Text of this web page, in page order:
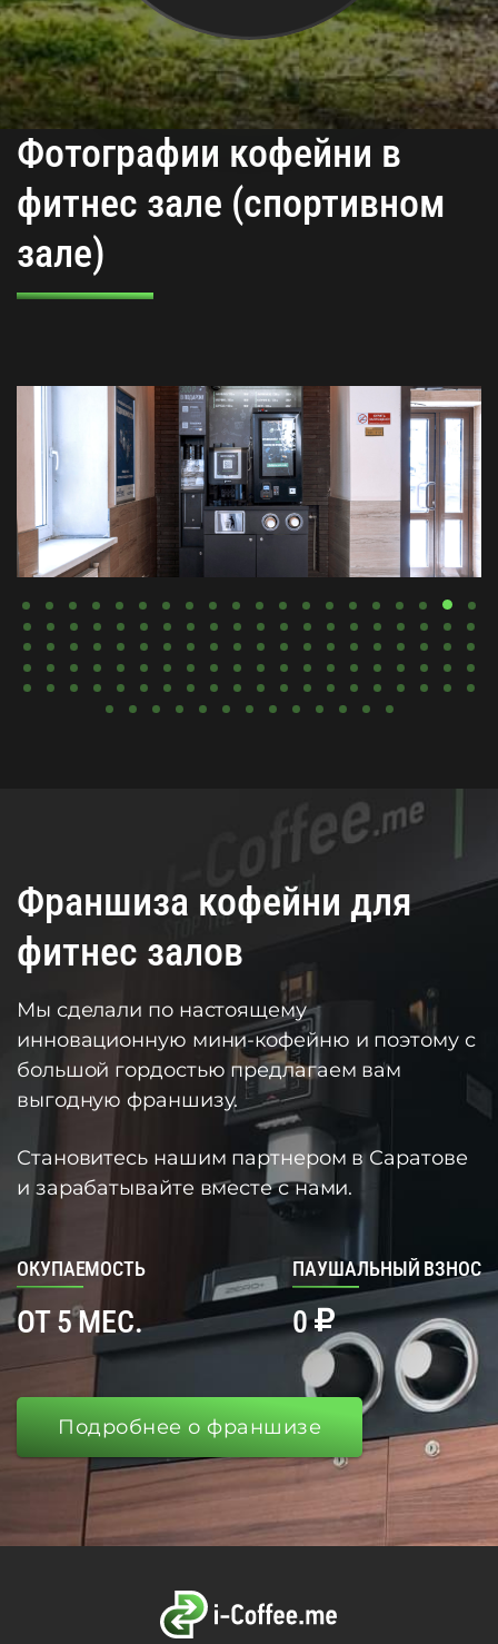
Фотографии кофейни в
фитнес зале (спортивном
зале)
Франшиза кофейни для
фитнес залов
Мы сделали по настоящему
инновационную мини-кофейню и поэтому с
большой гордостью предлагаем вам
выгодную франшизу.
Становитесь нашим партнером в Саратове
и зарабатывайте вместе с нами.
ОКУПАЕМОСТЬ
ОТ 5 МЕС.
ПАУШАЛЬНЫЙ ВЗНОС
0
Подробнее о франшизе